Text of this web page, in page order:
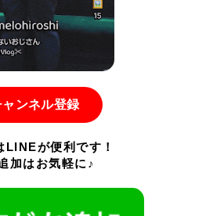
ャンネル登録
LINEが便利です！
加はお気軽に♪